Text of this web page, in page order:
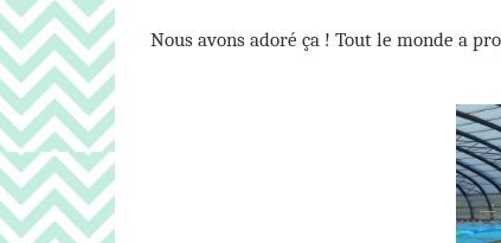
Nous avons adoré ça ! Tout le monde a